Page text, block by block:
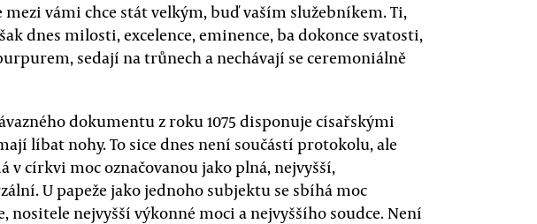
mezi vámi chce stát velkým, buď vaším služebníkem. Ti,
dnes milosti, excelence, eminence, ba dokonce svatosti,
sedají na trůnech a nechávají se ceremoniálně
dokumentu z roku 1075 disponuje císařskými
líbat nohy. To sice dnes není součástí protokolu, ale
v církvi moc označovanou jako plná, nejvyšší,
U papeže jako jednoho subjektu se sbíhá moc
nositele nejvyšší výkonné moci a nejvyššího soudce. Není